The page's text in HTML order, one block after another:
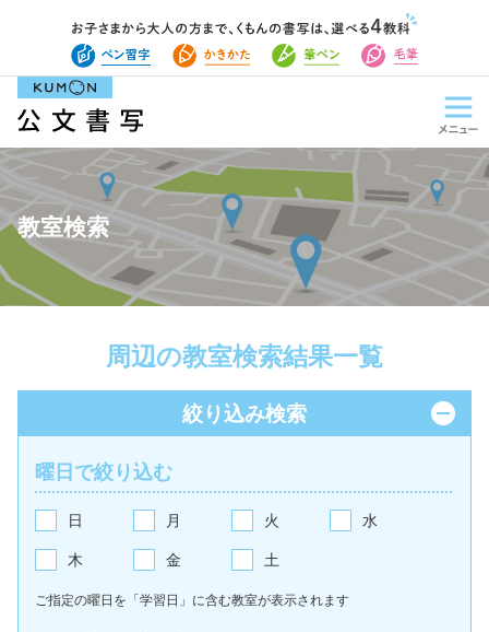
教室検索
周辺の教室検索結果一覧
絞り込み検索
曜日で絞り込む
日 月 火 水
木 金 土
ご指定の曜日を「学習日」に含む教室が表示されます